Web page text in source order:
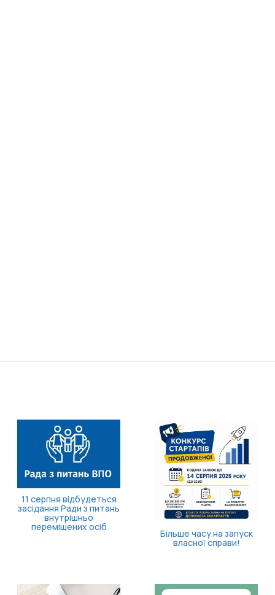
11 серпня відбудеться
засідання Ради з питань
внутрішньо
переміщених осіб
Більше часу на запуск
власної справи!